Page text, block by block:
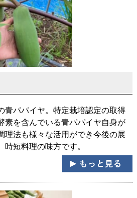
青パパイヤ。特定栽培認定の取得
素を含んでいる青パパイヤ自身が
理法も様々な活用ができ今後の展
時短料理の味方です。